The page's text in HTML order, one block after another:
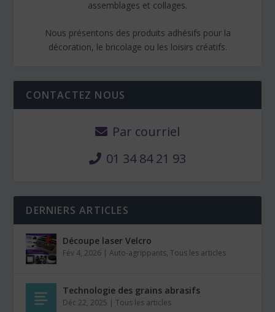
assemblages et collages.
Nous présentons des produits adhésifs pour la
décoration, le bricolage ou les loisirs créatifs.
CONTACTEZ NOUS
Par courriel
01 34 84 21 93
DERNIERS ARTICLES
Découpe laser Velcro
Fév 4, 2026 |Auto-agrippants,Tous les articles
Technologie des grains abrasifs
Déc 22, 2025 |Tous les articles